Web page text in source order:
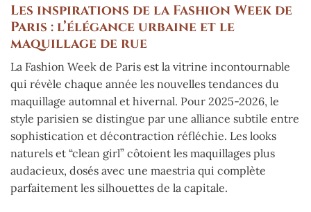
Les inspirations de la Fashion Week de
Paris : l’élégance urbaine et le
maquillage de rue
La Fashion Week de Paris est la vitrine incontournable
qui révèle chaque année les nouvelles tendances du
maquillage automnal et hivernal. Pour 2025-2026, le
style parisien se distingue par une alliance subtile entre
sophistication et décontraction réfléchie. Les looks
naturels et “clean girl” côtoient les maquillages plus
audacieux, dosés avec une maestria qui complète
parfaitement les silhouettes de la capitale.